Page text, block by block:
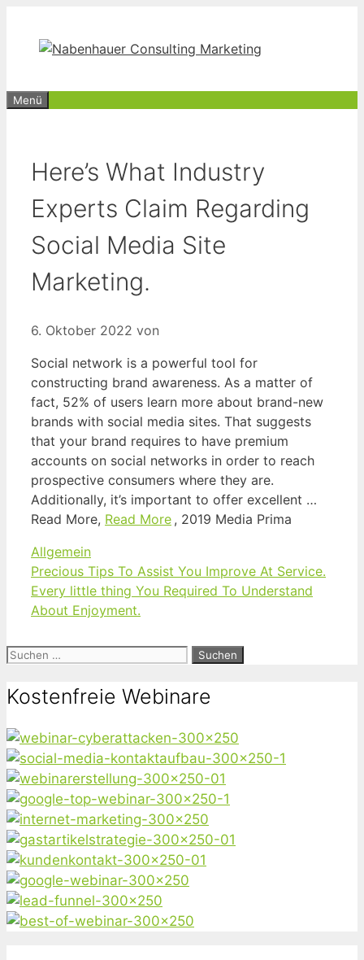
springen
Menü
Here’s What Industry
Experts Claim Regarding
Social Media Site
Marketing.
6. Oktober 2022 von
Social network is a powerful tool for
constructing brand awareness. As a matter of
fact, 52% of users learn more about brand-new
brands with social media sites. That suggests
that your brand requires to have premium
accounts on social networks in order to reach
prospective consumers where they are.
Additionally, it’s important to offer excellent …
Read More, Read More , 2019 Media Prima
Kategorien
Allgemein
Precious Tips To Assist You Improve At Service.
Every little thing You Required To Understand
About Enjoyment.
Suchen
Kostenfreie Webinare